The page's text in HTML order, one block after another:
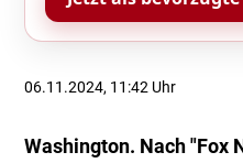
06.11.2024, 11:42 Uhr
Washington. Nach "Fox